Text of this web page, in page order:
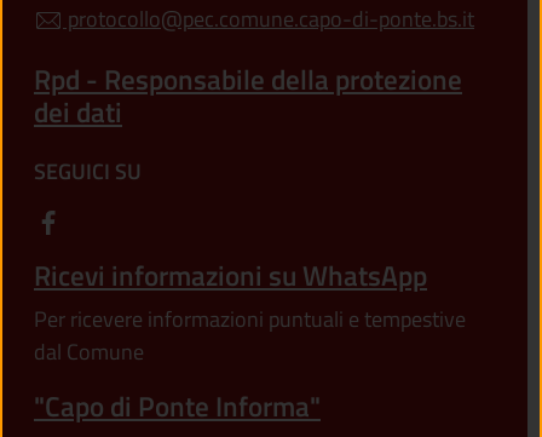
protocollo@pec.comune.capo-di-ponte.bs.it
Rpd - Responsabile della protezione
dei dati
SEGUICI SU
Ricevi informazioni su WhatsApp
Per ricevere informazioni puntuali e tempestive
dal Comune
"Capo di Ponte Informa"